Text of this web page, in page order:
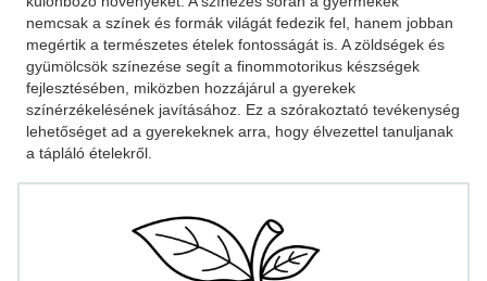
nemcsak a színek és formák világát fedezik fel, hanem jobban
megértik a természetes ételek fontosságát is. A zöldségek és
gyümölcsök színezése segít a finommotorikus készségek
fejlesztésében, miközben hozzájárul a gyerekek
színérzékelésének javításához. Ez a szórakoztató tevékenység
lehetőséget ad a gyerekeknek arra, hogy élvezettel tanuljanak
a tápláló ételekről.